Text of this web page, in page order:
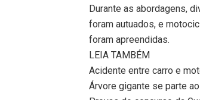
Durante as abordagens,
foram autuados, e
foram apreendidas.
LEIA TAMBÉM
Acidente entre carro e
Árvore gigante se parte